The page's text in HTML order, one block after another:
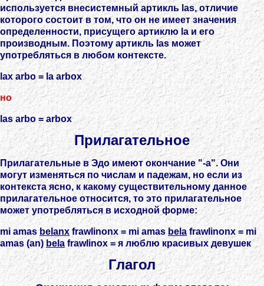
используется внесистемный артикль las, отличие
которого состоит в том, что он не имеет значения
определенности, присущего артиклю la и его
производным. Поэтому артикль las может
употребляться в любом контексте.
lax arbo = la arbox
но
las arbo = arbox
Прилагательное
Прилагательные в Эдо имеют окончание "-a". Они
могут изменяться по числам и падежам, но если из
контекста ясно, к какому существительному данное
прилагательное относится, то это прилагательное
может употребляться в исходной форме:
mi amasbelanx frawlinonx = mi amasbela frawlinonx = mi
amas (an)belafrawlinox = я люблю красивых девушек
Глагол